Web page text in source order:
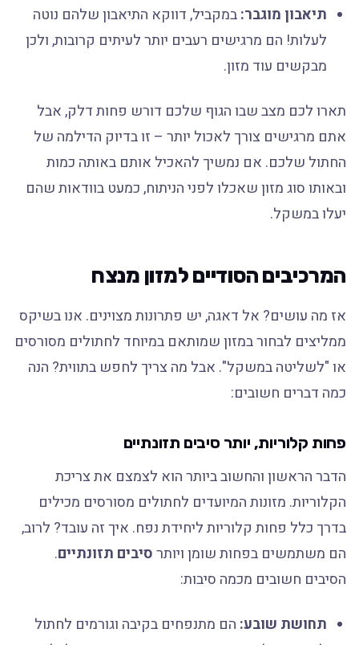
תיאבון מוגבר:במקביל, דווקא התיאבון שלהם נוטה
לעלות! הם מרגישים רעבים יותר לעיתים קרובות, ולכן
מבקשים עוד מזון.
תארו לכם מצב שבו הגוף שלכם דורש פחות דלק, אבל
אתם מרגישים צורך לאכול יותר – זו בדיוק הדילמה של
החתול שלכם. אם נמשיך להאכיל אותם באותה כמות
ובאותו סוג מזון שאכלו לפני הניתוח, כמעט בוודאות שהם
יעלו במשקל.
המרכיבים הסודיים למזון מנצח
אז מה עושים? אל דאגה, יש פתרונות מצוינים. אנו בשיקס
ממליצים לבחור במזון שמותאם במיוחד לחתולים מסורסים
או "לשליטה במשקל". אבל מה צריך לחפש בתווית? הנה
כמה דברים חשובים:
פחות קלוריות, יותר סיבים תזונתיים
הדבר הראשון והחשוב ביותר הוא לצמצם את צריכת
הקלוריות. מזונות המיועדים לחתולים מסורסים מכילים
בדרך כלל פחות קלוריות ליחידת נפח. איך זה עובד? לרוב,
הם משתמשים בפחות שומן ויותרסיבים תזונתיים.
הסיבים חשובים מכמה סיבות:
תחושת שובע:הם מתנפחים בקיבה וגורמים לחתול